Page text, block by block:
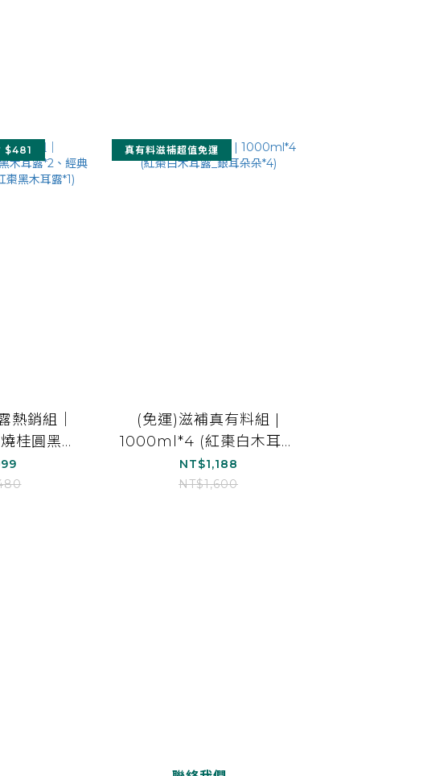
$481
熱銷組｜
桂圓黑木
糖黑木耳
耳露*1)
真有料滋補超值免運
(免運)滋補真有料組 |
1000ml*4 (紅棗白木耳露
_銀耳朵朵*4)
NT$1,188
NT$1,600